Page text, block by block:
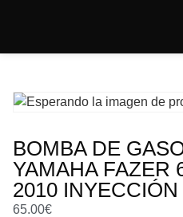
BOMBA DE
YAMAHA FAZER
2010 INYECCIÓN
65.00€